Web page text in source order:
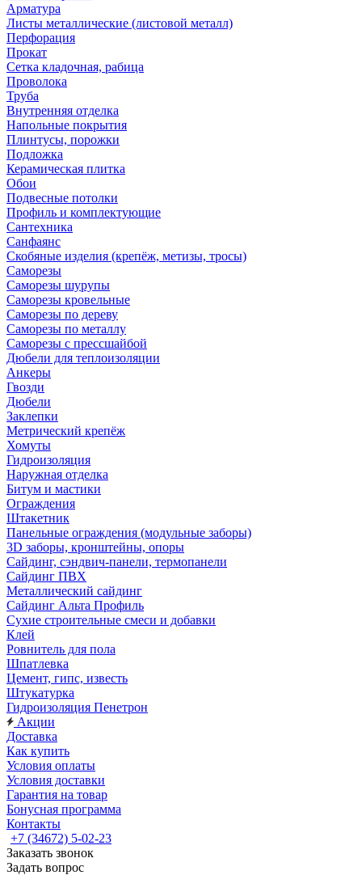
Арматура
Листы металлические (листовой металл)
Перфорация
Прокат
Сетка кладочная, рабица
Проволока
Труба
Внутренняя отделка
Напольные покрытия
Плинтусы, порожки
Подложка
Керамическая плитка
Обои
Подвесные потолки
Профиль и комплектующие
Сантехника
Санфаянс
Скобяные изделия (крепёж, метизы, тросы)
Саморезы
Саморезы шурупы
Саморезы кровельные
Саморезы по дереву
Саморезы по металлу
Саморезы с прессшайбой
Дюбели для теплоизоляции
Анкеры
Гвозди
Дюбели
Заклепки
Метрический крепёж
Хомуты
Гидроизоляция
Наружная отделка
Битум и мастики
Ограждения
Штакетник
Панельные ограждения (модульные заборы)
3D заборы, кронштейны, опоры
Cайдинг, сэндвич-панели, термопанели
Сайдинг ПВХ
Металлический сайдинг
Сайдинг Альта Профиль
Сухие строительные смеси и добавки
Клей
Ровнитель для пола
Шпатлевка
Цемент, гипс, известь
Штукатурка
Гидроизоляция Пенетрон
Акции
Доставка
Как купить
Условия оплаты
Условия доставки
Гарантия на товар
Бонусная программа
Контакты
+7 (34672) 5-02-23
Заказать звонок
Задать вопрос